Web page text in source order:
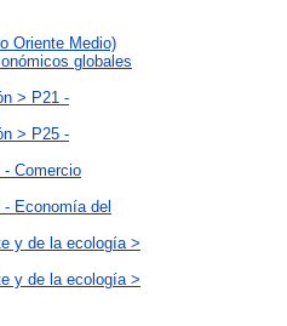
Oriente Medio)
globales
> P21 -
> P25 -
Comercio
Economía del
y de la ecología >
y de la ecología >